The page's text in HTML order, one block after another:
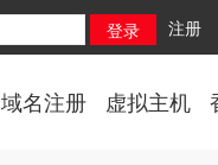
注册
域名注册 虚拟主机